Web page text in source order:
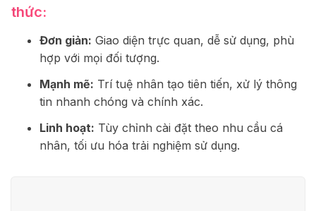
thức:
Đơn giản: Giao diện trực quan, dễ sử dụng, phù
hợp với mọi đối tượng.
Mạnh mẽ: Trí tuệ nhân tạo tiên tiến, xử lý thông
tin nhanh chóng và chính xác.
Linh hoạt: Tùy chỉnh cài đặt theo nhu cầu cá
nhân, tối ưu hóa trải nghiệm sử dụng.